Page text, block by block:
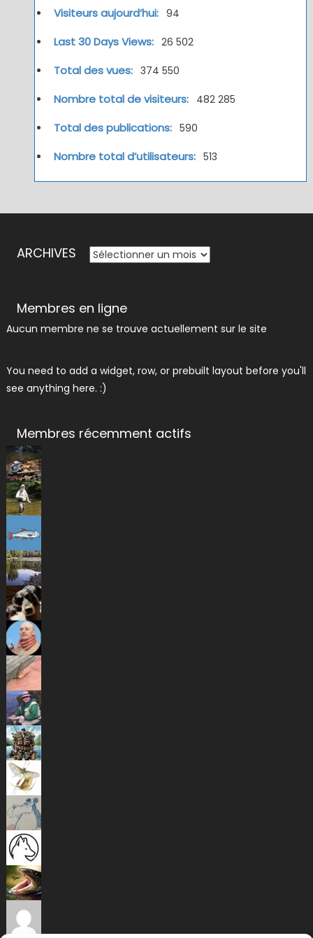
Visiteurs aujourd’hui: 94
Last 30 Days Views: 26 502
Total des vues: 374 550
Nombre total de visiteurs: 482 285
Total des publications: 590
Nombre total d’utilisateurs: 513
ARCHIVES ARCHIVES
Membres en ligne
Aucun membre ne se trouve actuellement sur le site
You need to add a widget, row, or prebuilt layout before you'll
see anything here. :)
Membres récemment actifs